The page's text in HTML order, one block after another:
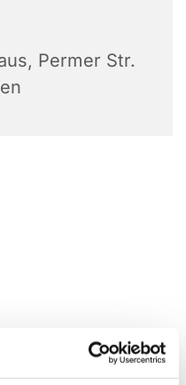
Permer Str.